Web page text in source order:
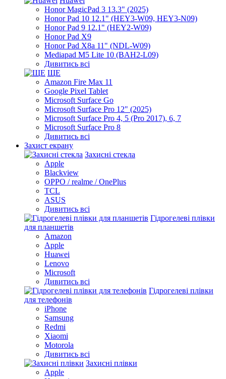
Honor MagicPad 3 13.3" (2025)
Honor Pad 10 12.1" (HEY3-W09, HEY3-N09)
Honor Pad 9 12.1" (HEY2-W09)
Honor Pad X9
Honor Pad X8a 11" (NDL-W09)
Mediapad M5 Lite 10 (BAH2-L09)
Дивитись всі
ЩЕ
Amazon Fire Max 11
Google Pixel Tablet
Microsoft Surface Go
Microsoft Surface Pro 12" (2025)
Microsoft Surface Pro 4, 5 (Pro 2017), 6, 7
Microsoft Surface Pro 8
Дивитись всі
Захист екрану
Захисні стекла
Apple
Blackview
OPPO / realme / OnePlus
TCL
ASUS
Дивитись всі
Гідрогелеві плівки
для планшетів
Amazon
Apple
Huawei
Lenovo
Microsoft
Дивитись всі
Гідрогелеві плівки
для телефонів
iPhone
Samsung
Redmi
Xiaomi
Motorola
Дивитись всі
Захисні плівки
Apple